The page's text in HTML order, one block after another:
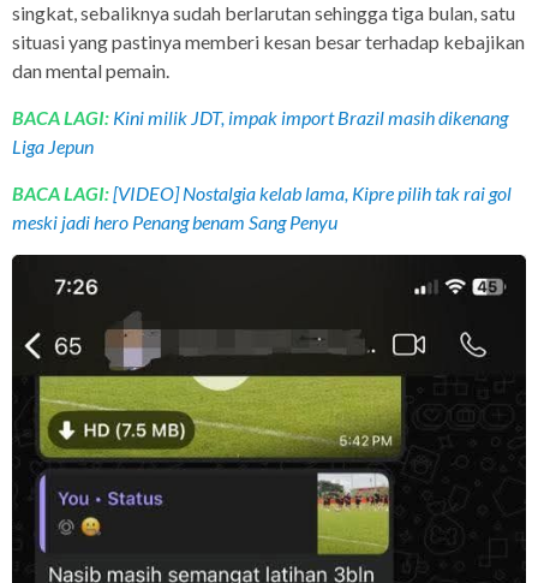
singkat, sebaliknya sudah berlarutan sehingga tiga bulan, satu
situasi yang pastinya memberi kesan besar terhadap kebajikan
dan mental pemain.
BACA LAGI: Kini milik JDT, impak import Brazil masih dikenang
Liga Jepun
BACA LAGI:[VIDEO] Nostalgia kelab lama, Kipre pilih tak rai gol
meski jadi hero Penang benam Sang Penyu